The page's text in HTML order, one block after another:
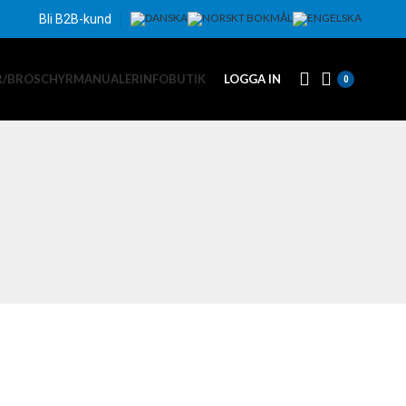
Bli B2B-kund
BROSCHYRMANUALERINFOBUTIK LOGGA IN 0